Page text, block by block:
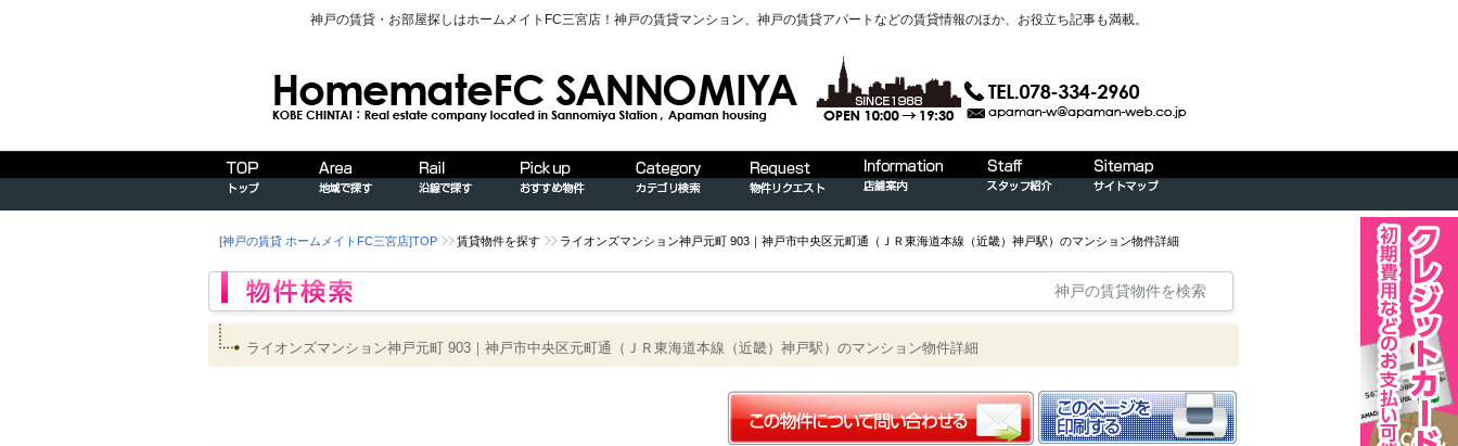
神戸の賃貸・お部屋探しはホームメイトFC三宮店！神戸の賃貸マンション、神戸の賃貸アパートなどの賃貸情報のほか、お役立ち記事も満載。
[神戸の賃貸 ホームメイトFC三宮店]TOP 賃貸物件を探す ライオンズマンション神戸元町 903｜神戸市中央区元町通（ＪＲ東海道本線（近畿）神戸駅）のマンション物件詳細
神戸の賃貸物件を検索
ライオンズマンション神戸元町 903｜神戸市中央区元町通（ＪＲ東海道本線（近畿）神戸駅）のマンション物件詳細